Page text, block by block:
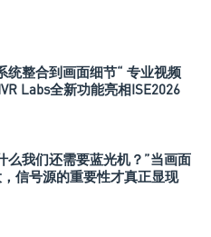
统整合到画面细节“ 专业视频
Labs全新功能亮相ISE2026
么我们还需要蓝光机？”当画面
信号源的重要性才真正显现